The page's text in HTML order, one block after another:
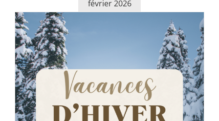
février 2026